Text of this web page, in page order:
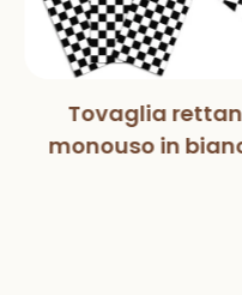
Tovaglia
monouso in
feste di